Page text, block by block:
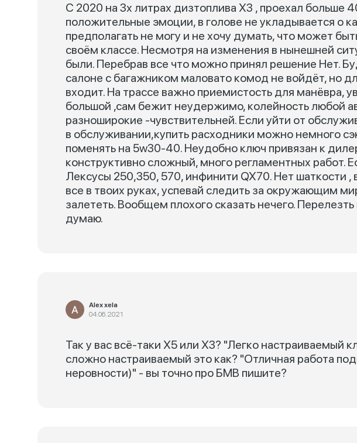
С 2020 на 3х литрах дизтоплива Х3 , проехал больше
положительные эмоции, в голове не укладывается о
предполагать не могу и не хочу думать, что может
своём классе. Несмотря на изменения в нынешней
были. Перебрав все что можно принял решение Нет.
салоне с багажником маловато комод не войдёт, но
входит. На трассе важно приемистость для манёвра,
большой ,сам бежит неудержимо, колейность любой
разноширокие -чувствительней. Если уйти от
в обслуживании,купить расходники можно немного
поменять на 5w30-40. Неудобно ключ привязан к
конструктивно сложный, много регламентных работ.
Лексусы 250,350, 570, инфинити QX70. Нет шаткости ,
все в твоих руках, успевай следить за окружающим
залететь. Вообщем плохого сказать нечего.
думаю.
Alex xela
04.06.2021
Так у вас всё-таки Х5 или Х3? "Легко настраиваемый
сложно настраиваемый это как? "Отличная работа
неровности)" - вы точно про БМВ пишите?